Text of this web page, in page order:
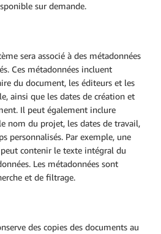
sur demande.
sera associé à des métadonnées
Ces métadonnées incluent
du document, les éditeurs et les
ainsi que les dates de création et
Il peut également inclure
nom du projet, les dates de travail,
personnalisés. Par exemple, une
contenir le texte intégral du
Les métadonnées sont
et de filtrage.
des copies des documents au